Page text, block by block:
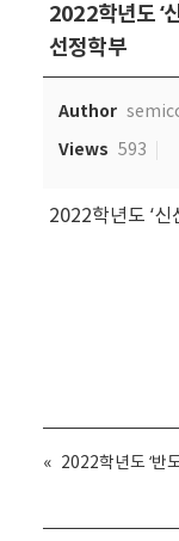
2022학년도 ‘
선정학부
Author
Views 593
2022학년도 ‘신
« 2022학년도 ‘반